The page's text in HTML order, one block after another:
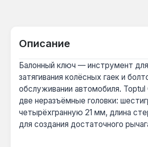
Описание
Балонный ключ — инструмент
затягивания колёсных гаек и
обслуживании автомобиля. Toptul
две неразъёмные головки:
четырёхгранную 21 мм, длина
для создания достаточного